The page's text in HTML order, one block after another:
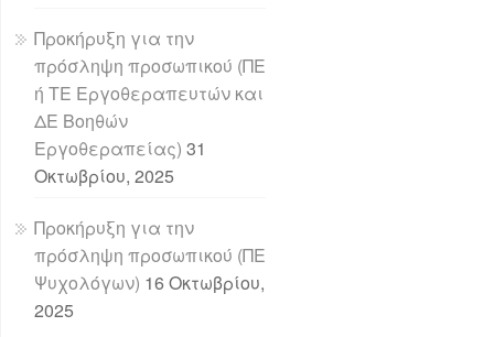
Προκήρυξη για την
πρόσληψη προσωπικού (ΠΕ
ή ΤΕ Εργοθεραπευτών και
ΔΕ Βοηθών
Εργοθεραπείας) 31
Οκτωβρίου, 2025
Προκήρυξη για την
πρόσληψη προσωπικού (ΠΕ
Ψυχολόγων) 16 Οκτωβρίου,
2025